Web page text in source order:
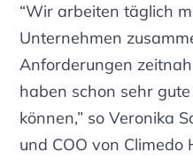
“Wir arbeiten täglich
Unternehmen
Anforderungen
haben schon sehr
können,” so Veronika
und COO von Climedo